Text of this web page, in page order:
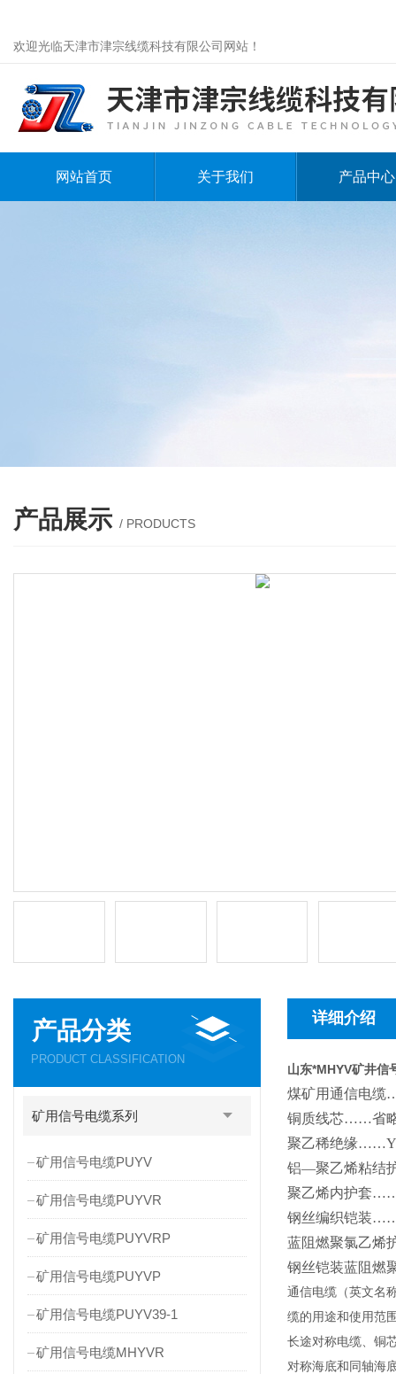
欢迎光临天津市津宗线缆科技有限公司网站！
网站首页 关于我们 产品中心
产品展示 / PRODUCTS
产品分类
PRODUCT CLASSIFICATION
矿用信号电缆系列
矿用信号电缆PUYV
矿用信号电缆PUYVR
矿用信号电缆PUYVRP
矿用信号电缆PUYVP
矿用信号电缆PUYV39-1
矿用信号电缆MHYVR
详细介绍
山东*MHYV矿井信
煤矿用通信电缆
铜质线芯……省
聚乙稀绝缘……Y
铝—聚乙烯粘结
聚乙烯内护套
钢丝编织铠装
蓝阻燃聚氯乙烯
钢丝铠装蓝阻燃
通信电缆（英文名
缆的用途和使用范
长途对称电缆、铜
对称海底和同轴海